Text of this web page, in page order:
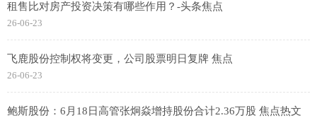
租售比对房产投资决策有哪些作用？-头条焦点
26-06-23
飞鹿股份控制权将变更，公司股票明日复牌 焦点
26-06-23
鲍斯股份：6月18日高管张炯焱增持股份合计2.36万股 焦点热文